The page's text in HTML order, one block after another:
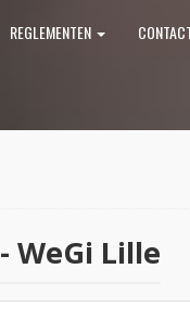
REGLEMENTEN
WeGi Lille